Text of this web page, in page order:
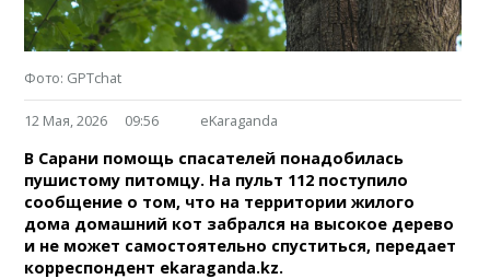
Фото: GPTchat
12 Мая, 2026 09:56 eKaraganda
В Сарани помощь спасателей понадобилась
пушистому питомцу. На пульт 112 поступило
сообщение о том, что на территории жилого
дома домашний кот забрался на высокое дерево
и не может самостоятельно спуститься, передает
корреспондент ekaraganda.kz.